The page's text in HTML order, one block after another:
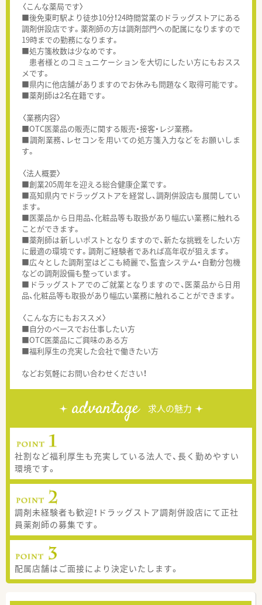
〈こんな薬局です〉
■後免東町駅より徒歩10分！24時間営業のドラッグストアにある
調剤併設店です。薬剤師の方は調剤部門への配属になりますので
19時までの勤務になります。
■処方箋枚数は少なめです。
患者様とのコミュニケーションを大切にしたい方にもおスス
メです。
■県内に他店舗がありますのでお休みも問題なく取得可能です。
■薬剤師は2名在籍です。
〈業務内容〉
■OTC医薬品の販売に関する販売・接客・レジ業務。
■調剤業務、レセコンを用いての処方箋入力などをお願いしま
す。
〈法人概要〉
■創業205周年を迎える総合健康企業です。
■高知県内でドラッグストアを経営し、調剤併設店も展開してい
ます。
■医薬品から日用品、化粧品等も取扱があり幅広い業務に触れる
ことができます。
■薬剤師は新しいポストとなりますので、新たな挑戦をしたい方
に最適の環境です。調剤ご経験者であれば高年収が狙えます。
■広々とした調剤室はどこも綺麗で、監査システム・自動分包機
などの調剤設備も整っています。
■ドラッグストアでのご就業となりますので、医薬品から日用
品、化粧品等も取扱があり幅広い業務に触れることができます。
〈こんな方にもおススメ〉
■自分のペースでお仕事したい方
■OTC医薬品にご興味のある方
■福利厚生の充実した会社で働きたい方
などお気軽にお問い合わせください！
advantage 求人の魅力
社割など福利厚生も充実している法人で、長く勤めやすい
環境です。
調剤未経験者も歓迎！ドラッグストア調剤併設店にて正社
員薬剤師の募集です。
配属店舗はご面接により決定いたします。